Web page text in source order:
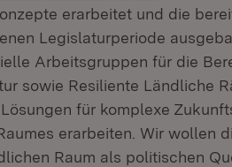
erarbeitet und die
Legislaturperiode
Arbeitsgruppen für die
sowie Resiliente Ländliche
für komplexe
erarbeiten. Wir wollen
Raum als politischen